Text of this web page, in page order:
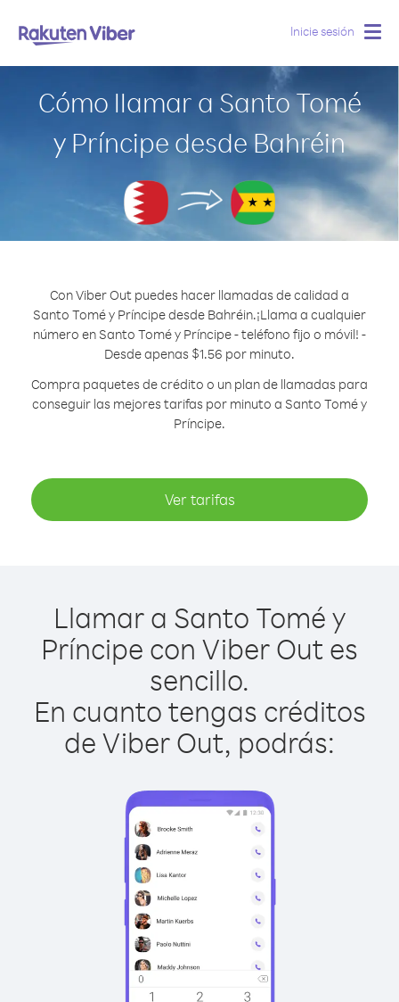
Inicie sesión
Cómo llamar a Santo Tomé
y Príncipe desde Bahréin
Con Viber Out puedes hacer llamadas de calidad a
Santo Tomé y Príncipe desde Bahréin.¡Llama a cualquier
número en Santo Tomé y Príncipe - teléfono fijo o móvil! -
Desde apenas $1.56 por minuto.
Compra paquetes de crédito o un plan de llamadas para
conseguir las mejores tarifas por minuto a Santo Tomé y
Príncipe.
Ver tarifas
Llamar a Santo Tomé y
Príncipe con Viber Out es
sencillo.
En cuanto tengas créditos
de Viber Out, podrás: